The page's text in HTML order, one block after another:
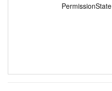
PermissionState